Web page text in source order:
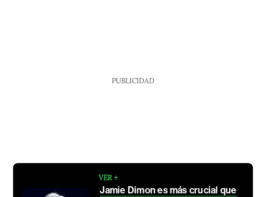
PUBLICIDAD
VER +
Jamie Dimon es más crucial que